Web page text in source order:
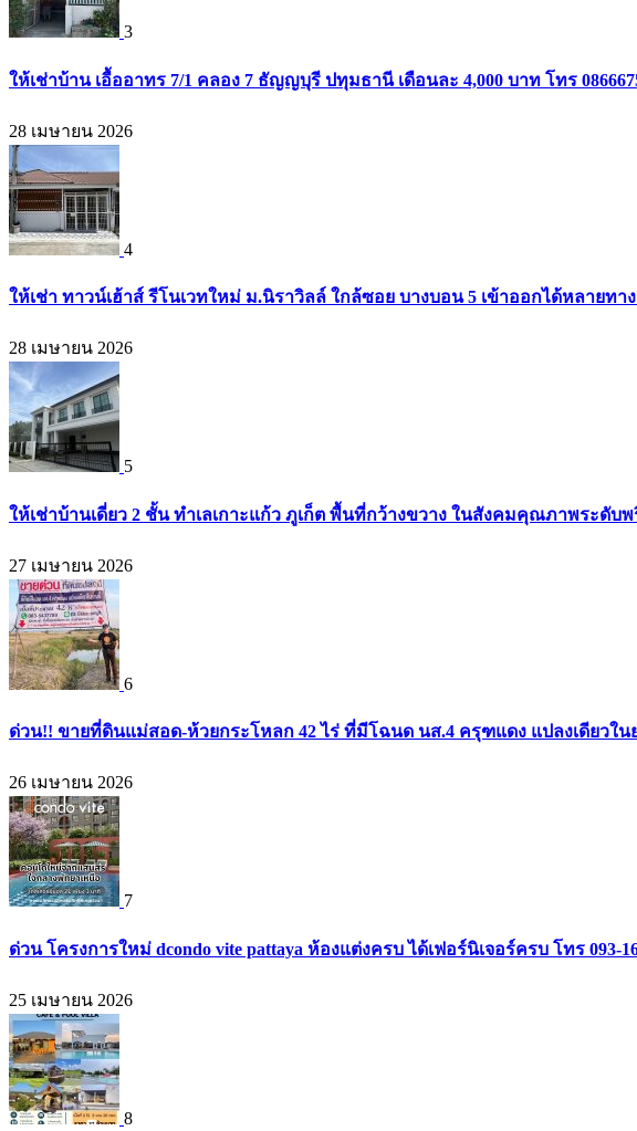
3
ให้เช่าบ้าน เอื้ออาทร 7/1 คลอง 7 ธัญญบุรี ปทุมธานี เดือนละ 4,000 บาท โทร
28 เมษายน 2026
4
ให้เช่า ทาวน์เฮ้าส์ รีโนเวทใหม่ ม.นิราวิลล์ ใกล้ซอย บางบอน 5 เข้าออกได้หลายทาง
28 เมษายน 2026
5
ให้เช่าบ้านเดี่ยว 2 ชั้น ทำเลเกาะแก้ว ภูเก็ต พื้นที่กว้างขวาง ในสังคมคุณภาพระดับพ
27 เมษายน 2026
6
ด่วน!! ขายที่ดินแม่สอด-ห้วยกระโหลก 42 ไร่ ที่มีโฉนด นส.4 ครุฑแดง แปลงเดียวในย่
26 เมษายน 2026
7
ด่วน โครงการใหม่ dcondo vite pattaya ห้องแต่งครบ ได้เฟอร์นิเจอร์ครบ โทร 093-
25 เมษายน 2026
8